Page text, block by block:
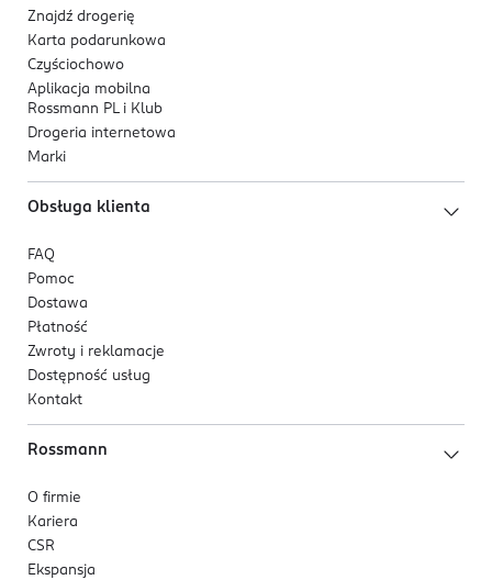
Znajdź drogerię
Karta podarunkowa
Czyściochowo
Aplikacja mobilna
Rossmann PL i Klub
Drogeria internetowa
Marki
Obsługa klienta
FAQ
Pomoc
Dostawa
Płatność
Zwroty i reklamacje
Dostępność usług
Kontakt
Rossmann
O firmie
Kariera
CSR
Ekspansja